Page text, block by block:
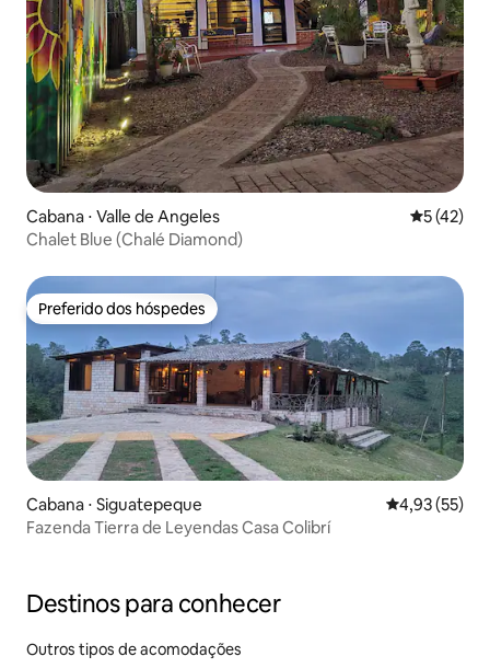
Cabana ⋅ Valle de Angeles 5 de uma
5 (42)
Chalet Blue (Chalé Diamond)
Preferido dos hóspedes
Preferido dos hóspedes
Cabana ⋅ Siguatepeque 4,93 de uma
4,93 (55)
Fazenda Tierra de Leyendas Casa Colibrí
Destinos para conhecer
Outros tipos de acomodações